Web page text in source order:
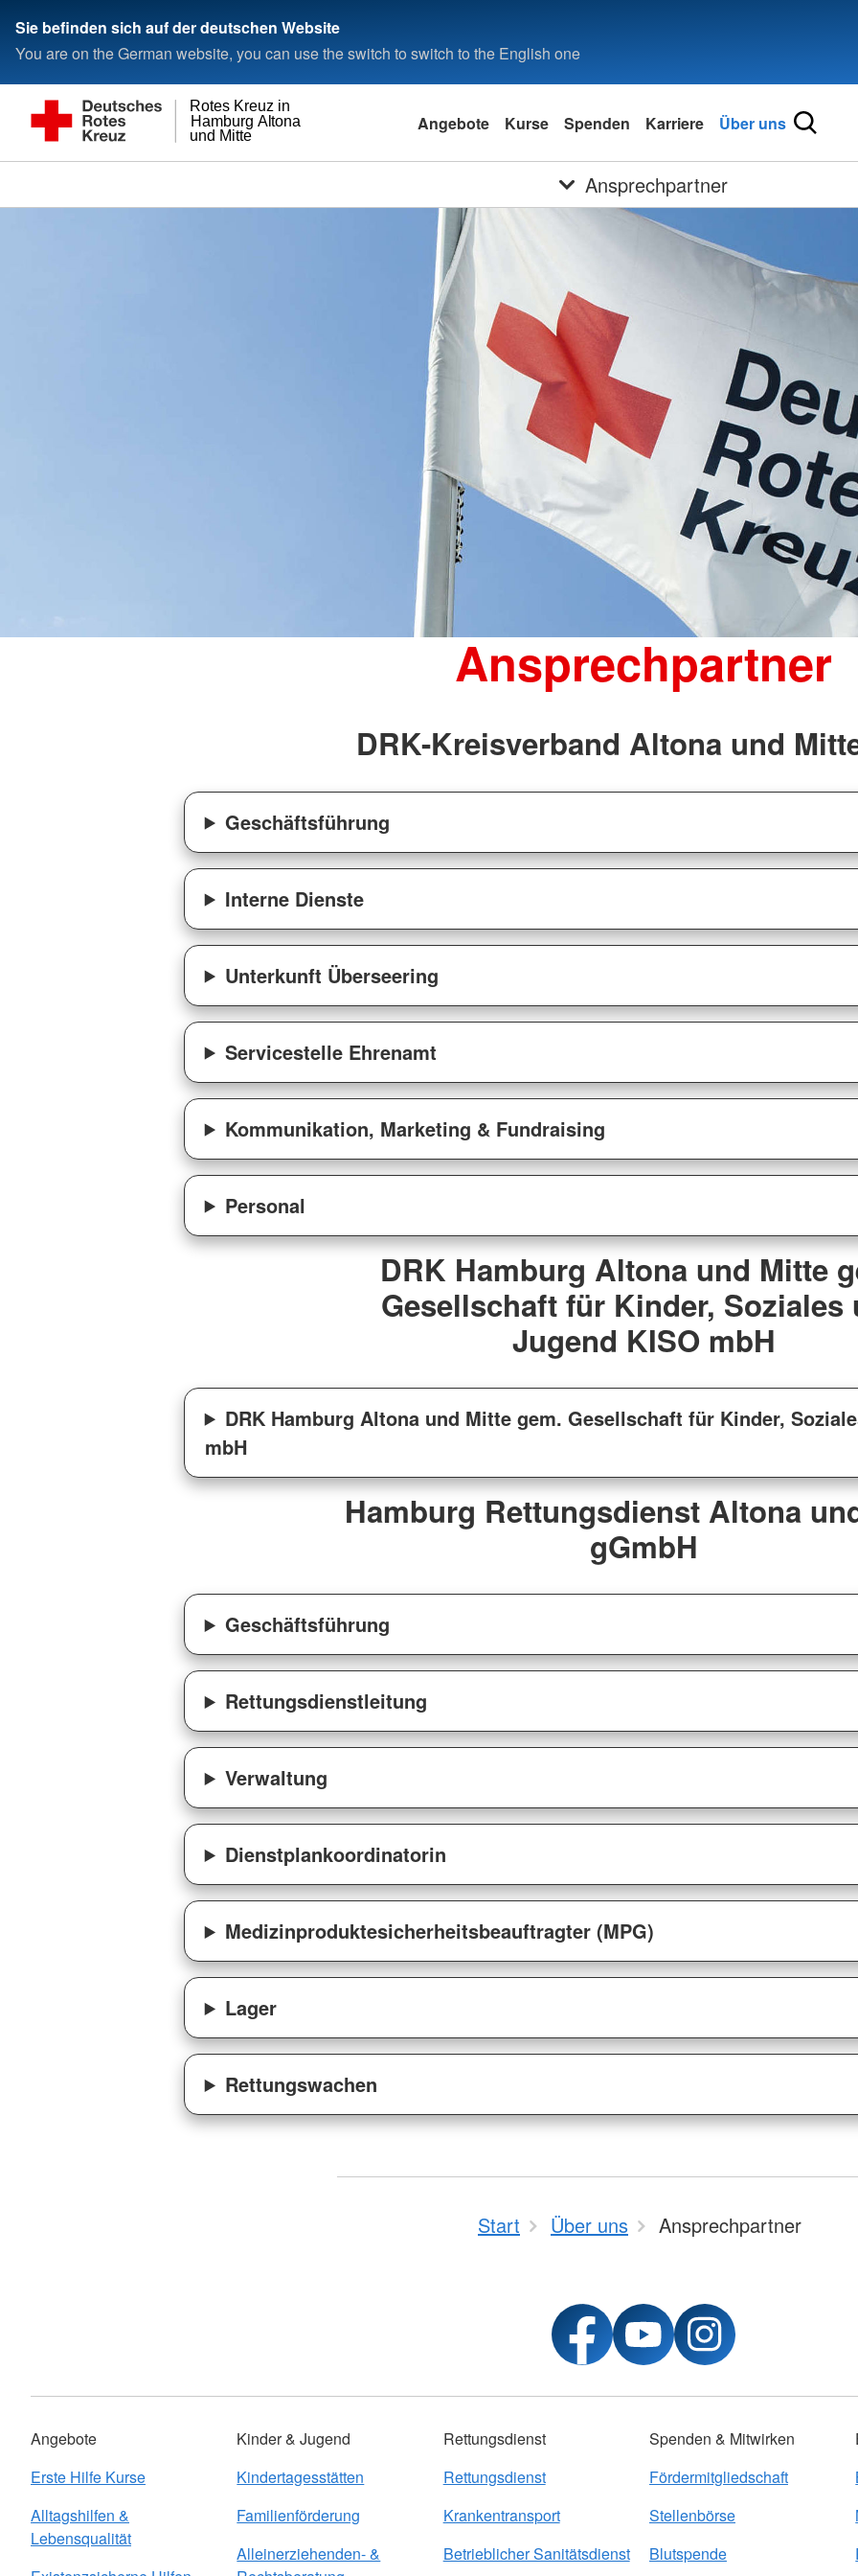
Sie befinden sich auf der deutschen Website
You are on the German website, you can use the switch to switch to the English one
und Mitte
Hamburg Altona
Rotes Kreuz in
Angebote Kurse Spenden Karriere Über uns
Ansprechpartner
Ansprechpartner
DRK-Kreisverband Altona und
Geschäftsführung
Interne Dienste
Unterkunft Überseering
Servicestelle Ehrenamt
Kommunikation, Marketing & Fundraising
Personal
DRK Hamburg Altona und Mitte
Gesellschaft für Kinder, Soziales
Jugend KISO mbH
DRK Hamburg Altona und Mitte gem. Gesellschaft für Kinder,
mbH
Hamburg Rettungsdienst Altona
gGmbH
Geschäftsführung
Rettungsdienstleitung
Verwaltung
Dienstplankoordinatorin
Medizinproduktesicherheitsbeauftragter (MPG)
Lager
Rettungswachen
Start Über uns Ansprechpartner
Angebote
Erste Hilfe Kurse
Alltagshilfen &
Lebensqualität
Kinder & Jugend
Kindertagesstätten
Familienförderung
Alleinerziehenden- &
Rettungsdienst
Rettungsdienst
Krankentransport
Betrieblicher Sanitätsdienst
Spenden & Mitwirken
Fördermitgliedschaft
Stellenbörse
Blutspende